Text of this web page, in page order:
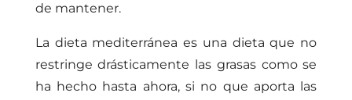
de mantener.
La dieta mediterránea es una dieta que no
restringe drásticamente las grasas como se
ha hecho hasta ahora, si no que aporta las